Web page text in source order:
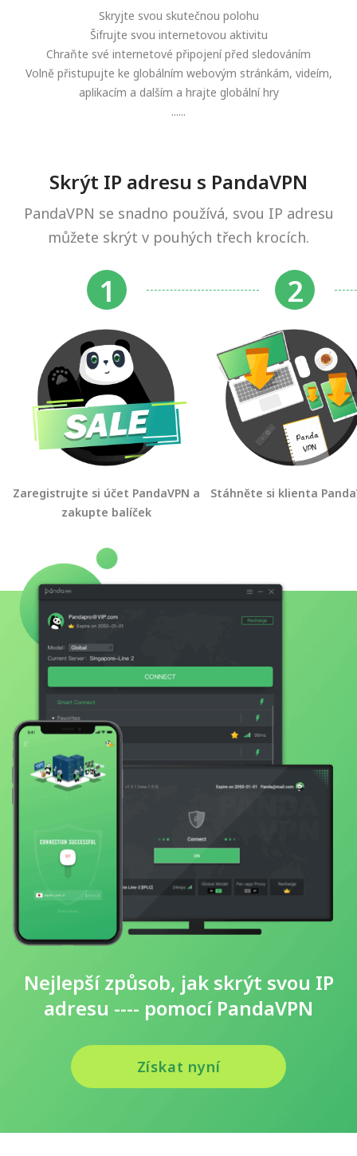
Skryjte svou skutečnou polohu
Šifrujte svou internetovou aktivitu
Chraňte své internetové připojení před sledováním
Volně přistupujte ke globálním webovým stránkám, videím,
aplikacím a dalším a hrajte globální hry
......
Skrýt IP adresu s PandaVPN
PandaVPN se snadno používá, svou IP adresu
můžete skrýt v pouhých třech krocích.
Zaregistrujte si účet PandaVPN a
zakupte balíček
Stáhněte si klienta
Nejlepší způsob, jak skrýt svou IP
adresu ---- pomocí PandaVPN
Získat nyní